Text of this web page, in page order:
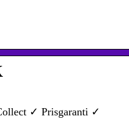
✓ Prisgaranti ✓